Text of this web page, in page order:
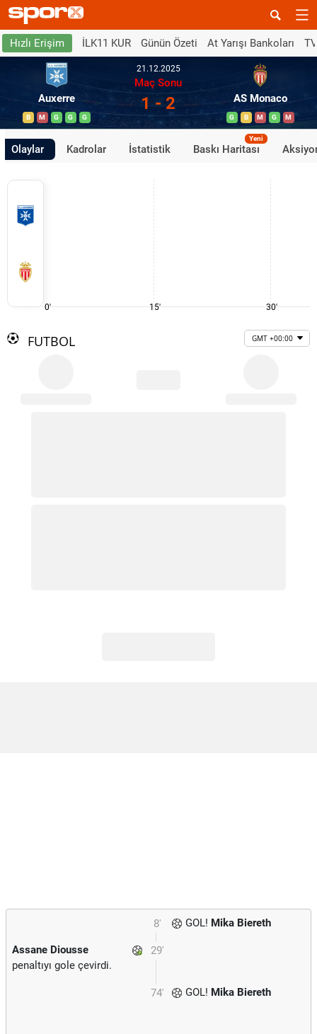
Hızlı Erişim İLK11 KUR Günün Özeti At Yarışı Bankoları
Auxerre
B M G G G
21.12.2025
Maç Sonu
1 - 2 AS Monaco
G B M G M
Olaylar Kadrolar İstatistik Baskı Haritası
Yeni
0' 15' 30'
FUTBOL GMT +00:00
8' GOL! Mika Biereth
29'
Assane Diousse
penaltıyı gole çevirdi.
74' GOL! Mika Biereth